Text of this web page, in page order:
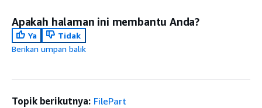
Apakah halaman ini membantu Anda?
Ya
Tidak
Berikan umpan balik
Topik berikutnya: FilePart